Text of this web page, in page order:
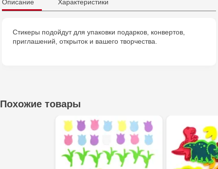
Описание Характеристики
Стикеры подойдут для упаковки подарков, конвертов,
приглашений, открыток и вашего творчества.
Похожие товары